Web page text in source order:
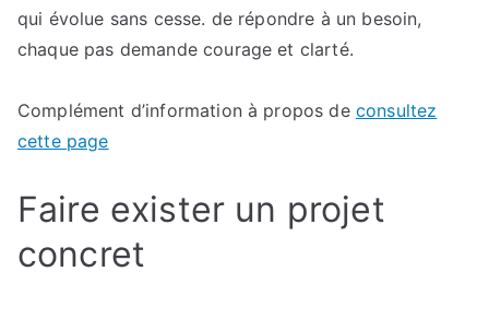
qui évolue sans cesse. de répondre à un besoin,
chaque pas demande courage et clarté.
Complément d’information à propos de consultez
cette page
Faire exister un projet
concret